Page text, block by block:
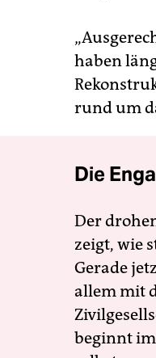
haben
rund um
Die
Der
zeigt, wie
Gerade
allem mit
beginnt